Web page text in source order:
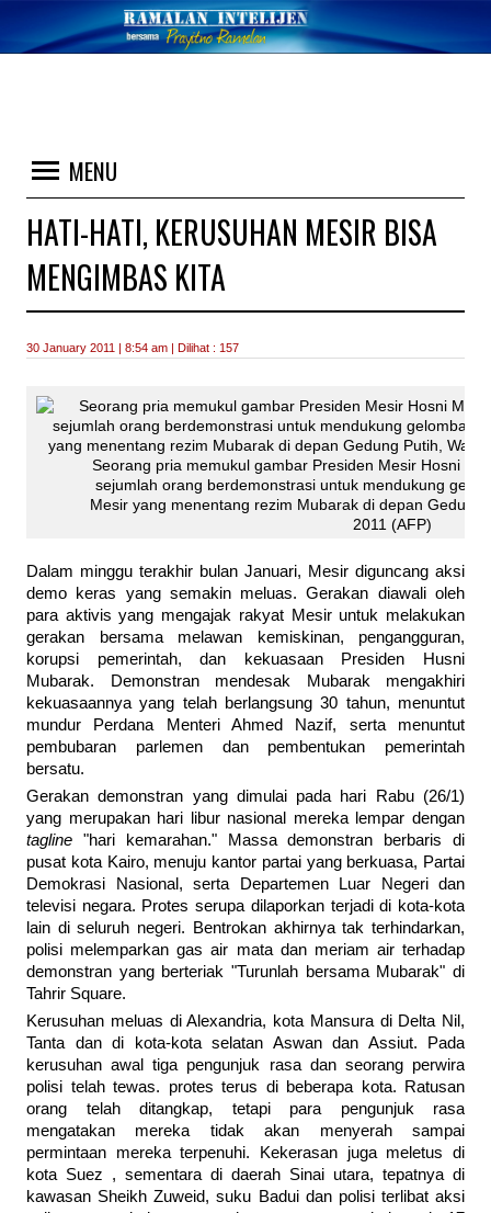
MENU
HATI-HATI, KERUSUHAN MESIR BISA
MENGIMBAS KITA
30 January 2011 | 8:54 am | Dilihat : 157
Seorang pria memukul gambar Presiden Mesir Hosni
sejumlah orang berdemonstrasi untuk mendukung
Mesir yang menentang rezim Mubarak di depan Gedung
2011 (AFP)
Dalam minggu terakhir bulan Januari, Mesir diguncang aksi
demo keras yang semakin meluas. Gerakan diawali oleh
para aktivis yang mengajak rakyat Mesir untuk melakukan
gerakan bersama melawan kemiskinan, pengangguran,
korupsi pemerintah, dan kekuasaan Presiden Husni
Mubarak. Demonstran mendesak Mubarak mengakhiri
kekuasaannya yang telah berlangsung 30 tahun, menuntut
mundur Perdana Menteri Ahmed Nazif, serta menuntut
pembubaran parlemen dan pembentukan pemerintah
bersatu.
Gerakan demonstran yang dimulai pada hari Rabu (26/1)
yang merupakan hari libur nasional mereka lempar dengan
tagline "hari kemarahan." Massa demonstran berbaris di
pusat kota Kairo, menuju kantor partai yang berkuasa, Partai
Demokrasi Nasional, serta Departemen Luar Negeri dan
televisi negara. Protes serupa dilaporkan terjadi di kota-kota
lain di seluruh negeri. Bentrokan akhirnya tak terhindarkan,
polisi melemparkan gas air mata dan meriam air terhadap
demonstran yang berteriak "Turunlah bersama Mubarak" di
Tahrir Square.
Kerusuhan meluas di Alexandria, kota Mansura di Delta Nil,
Tanta dan di kota-kota selatan Aswan dan Assiut. Pada
kerusuhan awal tiga pengunjuk rasa dan seorang perwira
polisi telah tewas. protes terus di beberapa kota. Ratusan
orang telah ditangkap, tetapi para pengunjuk rasa
mengatakan mereka tidak akan menyerah sampai
permintaan mereka terpenuhi. Kekerasan juga meletus di
kota Suez , sementara di daerah Sinai utara, tepatnya di
kawasan Sheikh Zuweid, suku Badui dan polisi terlibat aksi